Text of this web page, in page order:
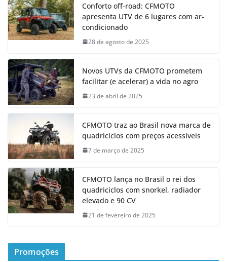
Conforto off-road: CFMOTO
apresenta UTV de 6 lugares com ar-
condicionado
28 de agosto de 2025
Novos UTVs da CFMOTO prometem
facilitar (e acelerar) a vida no agro
23 de abril de 2025
CFMOTO traz ao Brasil nova marca de
quadriciclos com preços acessíveis
7 de março de 2025
CFMOTO lança no Brasil o rei dos
quadriciclos com snorkel, radiador
elevado e 90 CV
21 de fevereiro de 2025
Promoções